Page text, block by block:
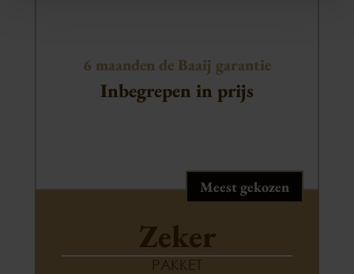
6 maanden de Baaij garantie
Inbegrepen in prijs
Meest gekozen
Zeker
PAKKET